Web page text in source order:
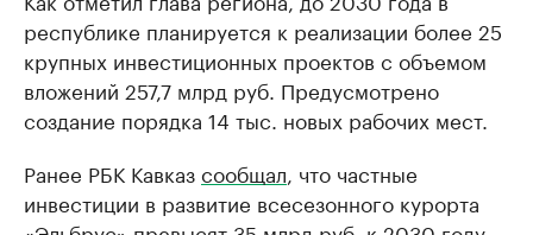
республике планируется к реализации более 25
крупных инвестиционных проектов с объемом
вложений 257,7 млрд руб. Предусмотрено
создание порядка 14 тыс. новых рабочих мест.
Ранее РБК Кавказсообщал , что частные
инвестиции в развитие всесезонного курорта